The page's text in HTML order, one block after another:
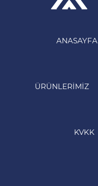
ANASAYFA
ÜRÜNLERIMIZ
KVKK